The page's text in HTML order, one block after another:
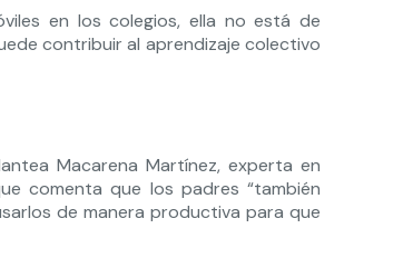
en los colegios, ella no está de
contribuir al aprendizaje colectivo
Macarena Martínez, experta en
comenta que los padres “también
de manera productiva para que